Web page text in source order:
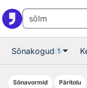
Sõnakogud 1
Sõnavormid Päritolu